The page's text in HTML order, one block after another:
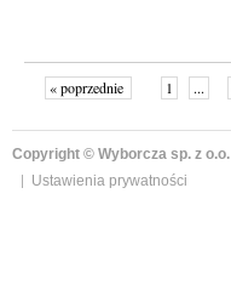
« poprzednie 1 ...
Copyright © Wyborcza sp. z o.o.
Ustawienia prywatności